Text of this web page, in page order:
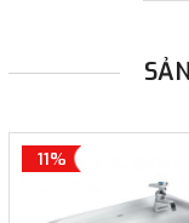
11%